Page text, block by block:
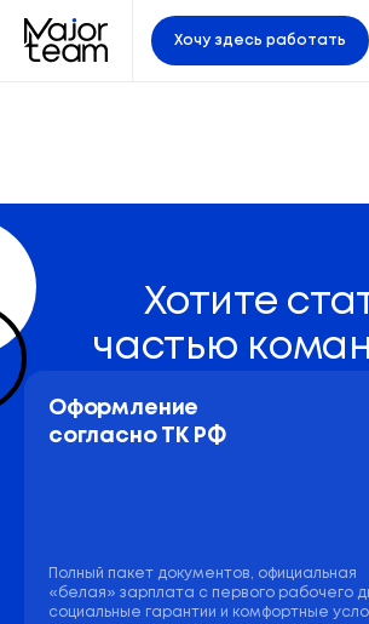
Хочу здесь работать
Хотите
частью
Оформление
согласно ТК РФ
Полный пакет документов, официальная
«белая» зарплата с первого рабочего
социальные гарантии и комфортные